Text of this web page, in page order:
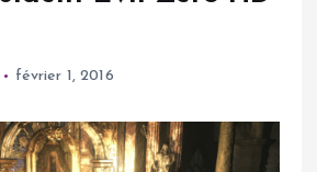
février 1, 2016